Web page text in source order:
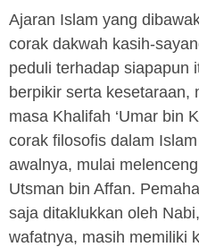
Ajaran Islam yang
corak dakwah kasih-
peduli terhadap siapapun
berpikir serta kesetaraan,
masa Khalifah ‘Umar bin
corak filosofis dalam
awalnya, mulai
Utsman bin Affan.
saja ditaklukkan oleh
wafatnya, masih memiliki